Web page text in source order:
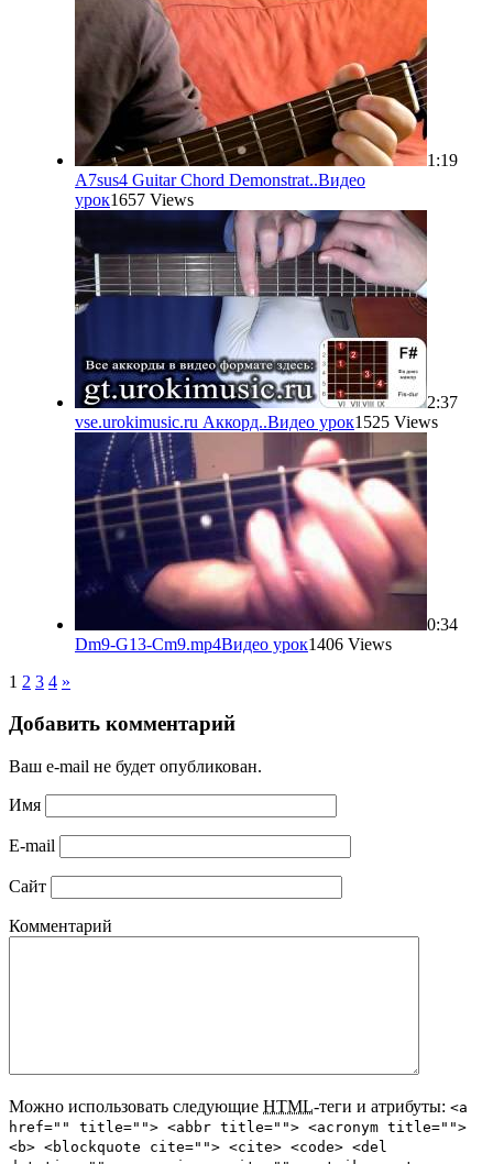
1:19
A7sus4 Guitar Chord Demonstrat..Видео
урок1657 Views
2:37
vse.urokimusic.ru Аккорд..Видео урок1525 Views
0:34
Dm9-G13-Cm9.mp4Видео урок1406 Views
1 2 3 4 »
Добавить комментарий
Ваш e-mail не будет опубликован.
Имя
E-mail
Сайт
Комментарий
Можно использовать следующие HTML-теги и атрибуты: <a
href="" title=""> <abbr title=""> <acronym title="">
<b> <blockquote cite=""> <cite> <code> <del